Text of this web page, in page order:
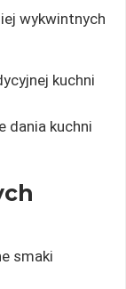
wykwintnych
kuchni
dania kuchni
smaki